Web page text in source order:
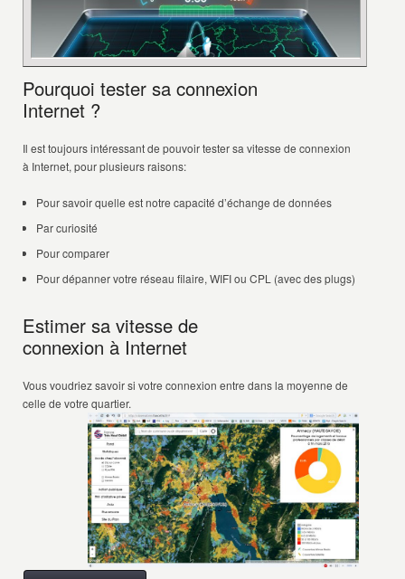
Pourquoi tester sa connexion
Internet ?
Il est toujours intéressant de pouvoir tester sa vitesse de connexion
à Internet, pour plusieurs raisons:
Pour savoir quelle est notre capacité d’échange de données
Par curiosité
Pour comparer
Pour dépanner votre réseau filaire, WIFI ou CPL (avec des plugs)
Estimer sa vitesse de
connexion à Internet
Vous voudriez savoir si votre connexion entre dans la moyenne de
celle de votre quartier.